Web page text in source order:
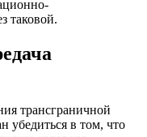
таковой.
трансграничной
убедиться в том, что